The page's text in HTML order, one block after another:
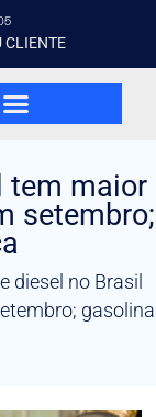
CLIENTE
tem maior
setembro;
diesel no Brasil
gasolina